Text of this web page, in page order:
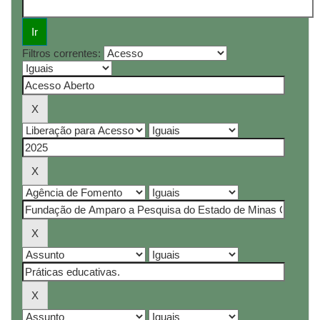
Filtros correntes: